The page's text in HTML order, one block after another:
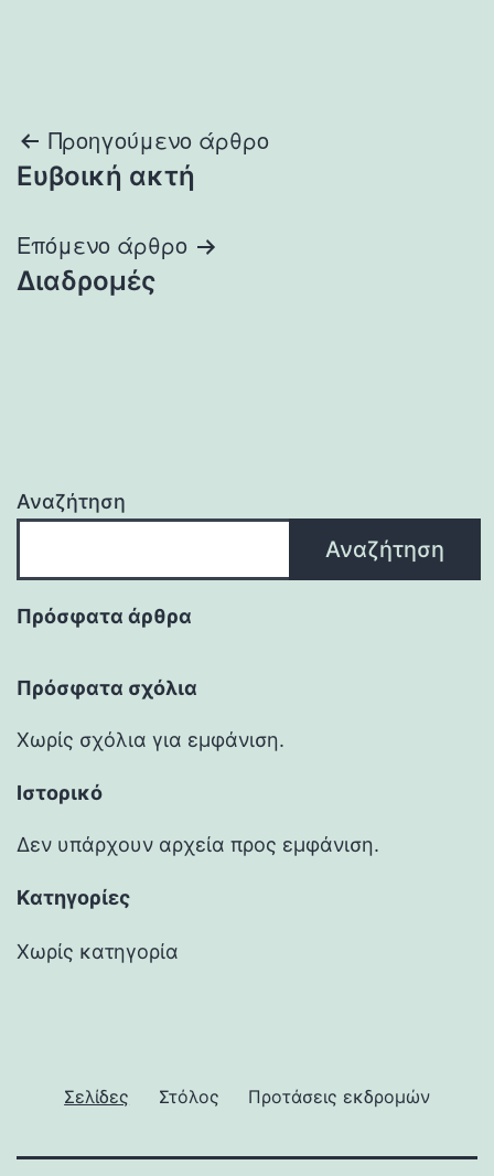
Πλοήγηση
άρθρων
Προηγούμενο άρθρο
Ευβοική ακτή
Επόμενο άρθρο
Διαδρομές
Αναζήτηση
Αναζήτηση
Πρόσφατα άρθρα
Πρόσφατα σχόλια
Χωρίς σχόλια για εμφάνιση.
Ιστορικό
Δεν υπάρχουν αρχεία προς εμφάνιση.
Kατηγορίες
Χωρίς κατηγορία
Σελίδες Στόλος Προτάσεις εκδρομών